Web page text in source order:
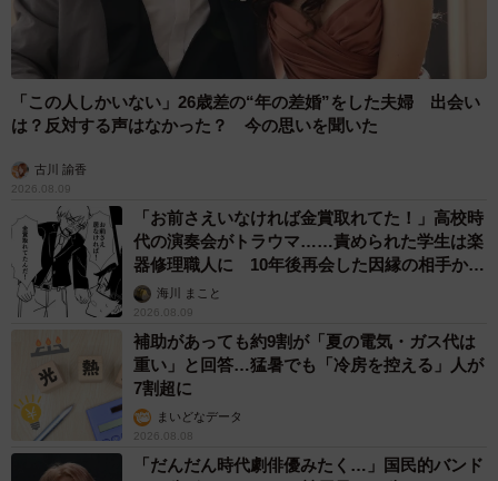
「この人しかいない」26歳差の“年の差婚”をした夫婦 出会い
は？反対する声はなかった？ 今の思いを聞いた
古川 諭香
2026.08.09
「お前さえいなければ金賞取れてた！」高校時
代の演奏会がトラウマ……責められた学生は楽
器修理職人に 10年後再会した因縁の相手から
思わぬ申し出【漫画】
海川 まこと
2026.08.09
補助があっても約9割が「夏の電気・ガス代は
重い」と回答…猛暑でも「冷房を控える」人が
7割超に
まいどなデータ
2026.08.08
「だんだん時代劇俳優みたく…」国民的バンド